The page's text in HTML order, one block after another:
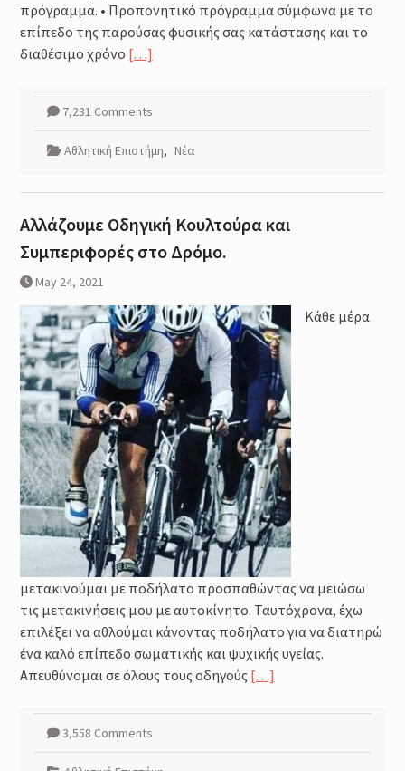
πρόγραμμα. • Προπονητικό πρόγραμμα σύμφωνα με το
επίπεδο της παρούσας φυσικής σας κατάστασης και το
διαθέσιμο χρόνο […]
7,231 Comments
Αθλητική Επιστήμη, Νέα
Αλλάζουμε Οδηγική Κουλτούρα και
Συμπεριφορές στο Δρόμο.
May 24, 2021
Κάθε μέρα
μετακινούμαι με ποδήλατο προσπαθώντας να μειώσω
τις μετακινήσεις μου με αυτοκίνητο. Ταυτόχρονα, έχω
επιλέξει να αθλούμαι κάνοντας ποδήλατο για να διατηρώ
ένα καλό επίπεδο σωματικής και ψυχικής υγείας.
Απευθύνομαι σε όλους τους οδηγούς […]
3,558 Comments